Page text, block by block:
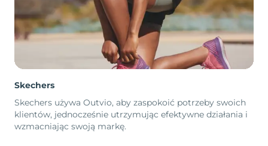
Skechers
Skechers używa Outvio, aby zaspokoić potrzeby swoich
klientów, jednocześnie utrzymując efektywne działania i
wzmacniając swoją markę.